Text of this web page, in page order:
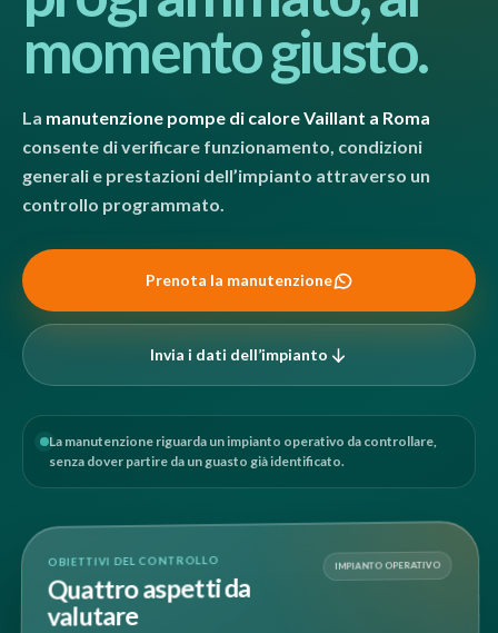
momento giusto.
La manutenzione pompe di calore Vaillant a Roma
consente di verificare funzionamento, condizioni
generali e prestazioni dell’impianto attraverso un
controllo programmato.
Prenota la manutenzione
Invia i dati dell’impianto
La manutenzione riguarda un impianto operativo da controllare,
senza dover partire da un guasto già identificato.
OBIETTIVI DEL CONTROLLO
Quattro aspetti da
valutare
IMPIANTO OPERATIVO